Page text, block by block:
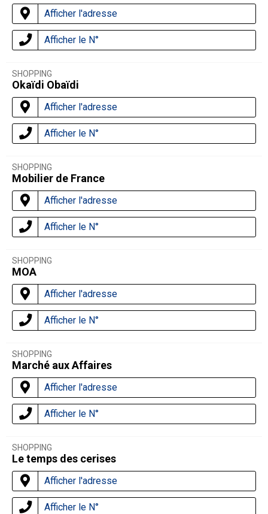
Afficher l'adresse
Afficher le N°
SHOPPING
Okaïdi Obaïdi
Afficher l'adresse
Afficher le N°
SHOPPING
Mobilier de France
Afficher l'adresse
Afficher le N°
SHOPPING
MOA
Afficher l'adresse
Afficher le N°
SHOPPING
Marché aux Affaires
Afficher l'adresse
Afficher le N°
SHOPPING
Le temps des cerises
Afficher l'adresse
Afficher le N°